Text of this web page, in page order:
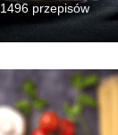
1496 przepisów